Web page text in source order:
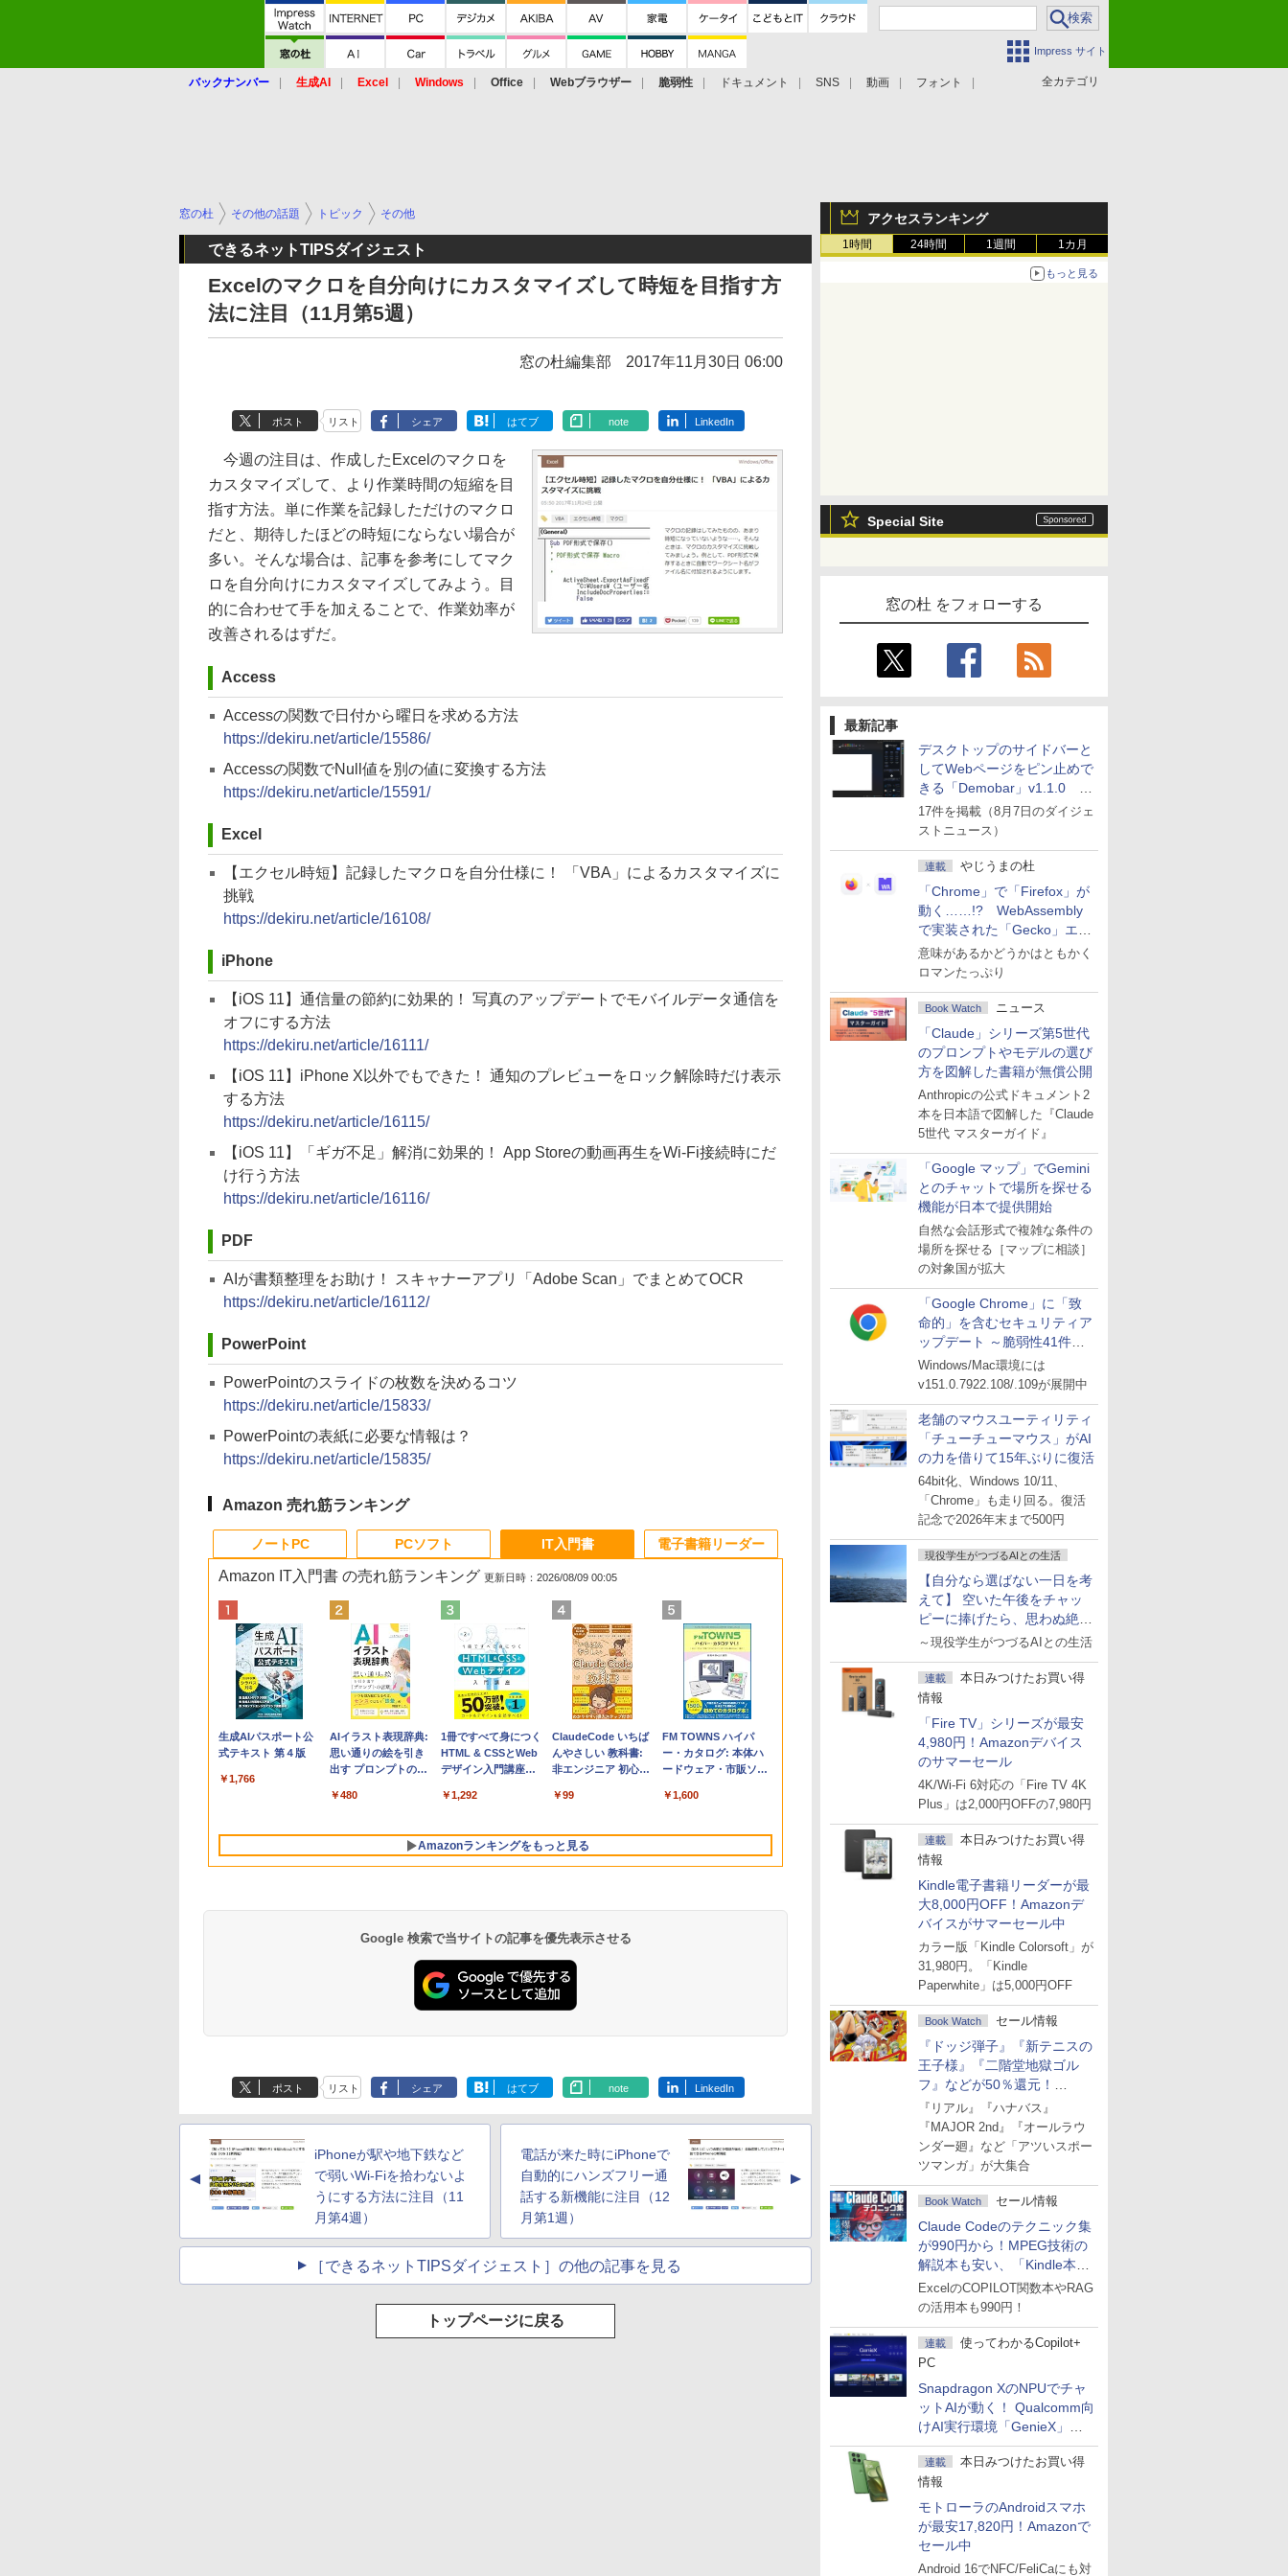
Impress サイト
全カテゴリ
バックナンバー 生成AI Excel Windows Office Webブラウザー 脆弱性 ドキュメント SNS 動画 フォント
アクセスランキング
1時間 24時間 1週間 1カ月
もっと見る
Special Site
窓の杜 をフォローする
最新記事
デスクトップのサイドバーと
してWebページをピン止めで
きる「Demobar」v1.1.0 ほ
か
17件を掲載（8月7日のダイジェ
ストニュース）
連載 やじうまの杜
「Chrome」で「Firefox」が
動く……!? WebAssembly
で実装された「Gecko」エン
ジン
意味があるかどうかはともかく
ロマンたっぷり
Book Watch ニュース
「Claude」シリーズ第5世代
のプロンプトやモデルの選び
方を図解した書籍が無償公開
Anthropicの公式ドキュメント2
本を日本語で図解した『Claude
5世代 マスターガイド』
「Google マップ」でGemini
とのチャットで場所を探せる
機能が日本で提供開始
自然な会話形式で複雑な条件の
場所を探せる［マップに相談］
の対象国が拡大
「Google Chrome」に「致
命的」を含むセキュリティア
ップデート ～脆弱性41件に
対処
Windows/Mac環境には
v151.0.7922.108/.109が展開中
老舗のマウスユーティリティ
「チューチューマウス」がAI
の力を借りて15年ぶりに復活
64bit化、Windows 10/11、
「Chrome」も走り回る。復活
記念で2026年末まで500円
現役学生がつづるAIとの生活
【自分なら選ばない一日を考
えて】 空いた午後をチャッ
ピーに捧げたら、思わぬ絶景
に出会った話
～現役学生がつづるAIとの生活
連載
本日みつけたお買い得
情報
「Fire TV」シリーズが最安
4,980円！Amazonデバイス
のサマーセール
4K/Wi-Fi 6対応の「Fire TV 4K
Plus」は2,000円OFFの7,980円
連載
本日みつけたお買い得
情報
Kindle電子書籍リーダーが最
大8,000円OFF！Amazonデ
バイスがサマーセール中
カラー版「Kindle Colorsoft」が
31,980円。「Kindle
Paperwhite」は5,000円OFF
Book Watch セール情報
『ドッジ弾子』『新テニスの
王子様』『二階堂地獄ゴル
フ』などが50％還元！
Amazonマンガ週末セール
『リアル』『ハナバス』
『MAJOR 2nd』『オールラウ
ンダー廻』など「アツいスポー
ツマンガ」が大集合
Book Watch セール情報
Claude Codeのテクニック集
が990円から！MPEG技術の
解説本も安い、「Kindle本サ
マーセール」第2弾開始！
ExcelのCOPILOT関数本やRAG
の活用本も990円！
連載
使ってわかるCopilot+
PC
Snapdragon XのNPUでチャ
ットAIが動く！ Qualcomm向
けAI実行環境「GenieX」を
試してみた
連載
本日みつけたお買い得
情報
モトローラのAndroidスマホ
が最安17,820円！Amazonで
セール中
Android 16でNFC/FeliCaにも対
窓の杜 その他の話題 トピック その他
できるネットTIPSダイジェスト
Excelのマクロを自分向けにカスタマイズして時短を目指す方
法に注目（11月第5週）
窓の杜編集部 2017年11月30日 06:00
ポスト リスト シェア はてブ note LinkedIn
今週の注目は、作成したExcelのマクロを
カスタマイズして、より作業時間の短縮を目
指す方法。単に作業を記録しただけのマクロ
だと、期待したほどの時短にならない場合が
多い。そんな場合は、記事を参考にしてマク
ロを自分向けにカスタマイズしてみよう。目
的に合わせて手を加えることで、作業効率が
改善されるはずだ。
Access
Accessの関数で日付から曜日を求める方法
https://dekiru.net/article/15586/
Accessの関数でNull値を別の値に変換する方法
https://dekiru.net/article/15591/
Excel
【エクセル時短】記録したマクロを自分仕様に！ 「VBA」によるカスタマイズに
挑戦
https://dekiru.net/article/16108/
iPhone
【iOS 11】通信量の節約に効果的！ 写真のアップデートでモバイルデータ通信を
オフにする方法
https://dekiru.net/article/16111/
【iOS 11】iPhone X以外でもできた！ 通知のプレビューをロック解除時だけ表示
する方法
https://dekiru.net/article/16115/
【iOS 11】「ギガ不足」解消に効果的！ App Storeの動画再生をWi-Fi接続時にだ
け行う方法
https://dekiru.net/article/16116/
PDF
AIが書類整理をお助け！ スキャナーアプリ「Adobe Scan」でまとめてOCR
https://dekiru.net/article/16112/
PowerPoint
PowerPointのスライドの枚数を決めるコツ
https://dekiru.net/article/15833/
PowerPointの表紙に必要な情報は？
https://dekiru.net/article/15835/
Amazon 売れ筋ランキング
ノートPC
Apple 2026
MacBook Neo A18
ンチノートブック：
設計、Liquid Retina
ユニファイドメモ
tomtoc 360°保護
15.6 16インチ パソコ
ンケース Dell NEC
dynabook Lenovo
￥2,952
Apple 2026
MacBook Air M5チ
ップ搭載13インチノ
Apple Intelligence、
Retinaディスプレ
イ、16GBユニファイ
ドメモリ、512GB
ーボード、Touch ID
- ミッドナイト
￥224,800
【Amazon.co.jp限
定】 HP ノートパソ
コン 15-fd 15.6イン
512GB SSD インテ
￥129,800
FMV ノートパソコン
WE1-K3 (MS 365
Personal/Copilotキー
型/Core i5/16GB/SSD
FMVWK3E15W_AZ
￥139,880
PCソフト
Robloxギフトカード
- 800 Robux 【限定
を含む】 【オンライ
インコード版
Robloxギフトカード
- 1000 Robux 【限定
バーチャルアイテム
ンゲームコード】 ロ
ンコード版
￥1,600
Microsoft Office
Home & Business
2024(最新 永続版)|オ
版|Windows11、
￥39,582
Robloxギフトカード
- 2,000 Robux 【限
定バーチャルアイテ
インゲームコード】
ラインコード版
￥3,200
Windows版 |
Minecraft (マインクラ
フト): Java & Bedrock
ード版
￥3,600
IT入門書
Amazon IT入門書 の売れ筋ランキング 更新日時：2026/08/09 00:05
生成AIパスポート公
式テキスト 第４版
￥1,766
AIイラスト表現辞典:
思い通りの絵を引き
出す プロンプトの言
ズ (はぴーイラスト
￥480
1冊ですべて身につく
HTML & CSSとWeb
デザイン入門講座
￥1,292
ClaudeCode いちば
んやさしい 教科書:
非エンジニア 初心者
マニュアル AI副業に
もKindle出版にも！
非エンジニアのため
のAIコーディング入
￥99
FM TOWNS ハイパ
ー・カタログ: 本体ハ
ードウェア・市販ソフ
トリストと最新エミュ
￥1,600
Amazonランキングをもっと見る
電子書籍リーダー
ない、大きな画面で
読みやすい、6週間持
チディスプレイ電子
書籍リーダー、マッ
チャ、16GB、広告な
￥16,980
ション (32GB) 7イン
チディスプレイ、明
調節ライト、12週間
告なし、メタリック
ブラック
￥27,980
7インチディスプレ
イ、色調調節ライ
テリー、広告なし、
￥22,980
トレージ、防水、7イ
ンチカラーディスプ
ト、最大8週間持続バ
し、ブラック (2025
年発売)
￥31,980
インチカラーディスプ
レイ、64GBストレー
明るさ自動調整、色調
調節ライト、プレミア
ムペン付き、グラファ
イト
￥115,980
Google 検索で当サイトの記事を優先表示させる
ポスト リスト シェア はてブ note LinkedIn
▲
iPhoneが駅や地下鉄など
で弱いWi-Fiを拾わないよ
うにする方法に注目（11
月第4週）
電話が来た時にiPhoneで
自動的にハンズフリー通
話する新機能に注目（12
月第1週）
▲
［できるネットTIPSダイジェスト］の他の記事を見る
トップページに戻る